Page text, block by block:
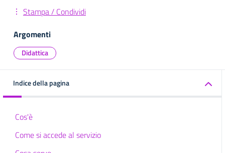
Stampa / Condividi
Argomenti
Didattica
Indice della pagina
Cos'è
Come si accede al servizio